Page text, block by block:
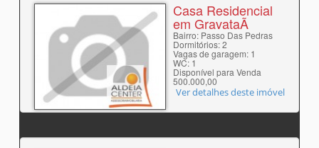
Casa Residencial
em GravataÃ­
Bairro: Passo Das Pedras
Dormitórios: 2
Vagas de garagem: 1
WC: 1
Disponível para Venda
500.000,00
Ver detalhes deste imóvel